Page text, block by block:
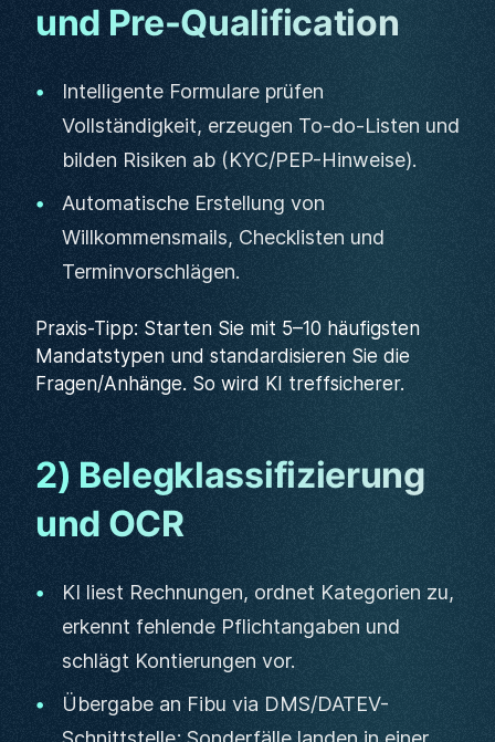
und Pre-Qualification
Intelligente Formulare prüfen
Vollständigkeit, erzeugen To-do-Listen und
bilden Risiken ab (KYC/PEP-Hinweise).
Automatische Erstellung von
Willkommensmails, Checklisten und
Terminvorschlägen.
Praxis-Tipp: Starten Sie mit 5–10 häufigsten
Mandatstypen und standardisieren Sie die
Fragen/Anhänge. So wird KI treffsicherer.
2) Belegklassifizierung
und OCR
KI liest Rechnungen, ordnet Kategorien zu,
erkennt fehlende Pflichtangaben und
schlägt Kontierungen vor.
Übergabe an Fibu via DMS/DATEV-